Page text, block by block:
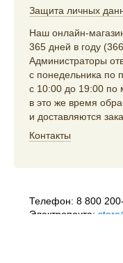
Защита личных
Наш онлайн-
365 дней в году
Администраторы
с понедельника по
с 10:00 до 19:00 по
в это же время
и доставляются
Контакты
Телефон: 8 800
Электропочта: